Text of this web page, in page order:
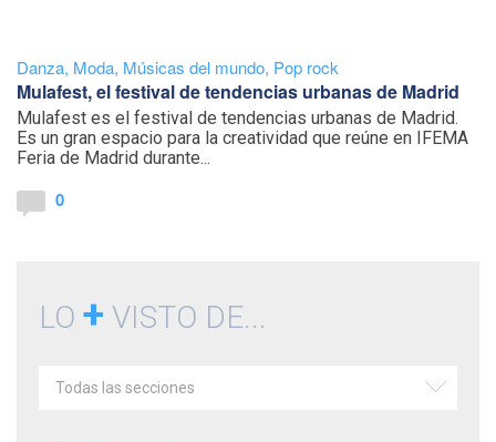
Danza, Moda, Músicas del mundo, Pop rock
Mulafest, el festival de tendencias urbanas de Madrid
Mulafest es el festival de tendencias urbanas de Madrid.
Es un gran espacio para la creatividad que reúne en IFEMA
Feria de Madrid durante...
0
LO + VISTO DE...
Todas las secciones